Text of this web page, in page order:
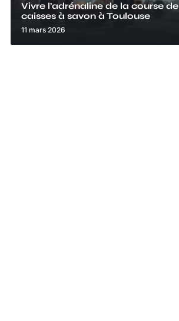
Vivre l’adrénaline de la course de
caisses à savon à Toulouse
11 mars 2026